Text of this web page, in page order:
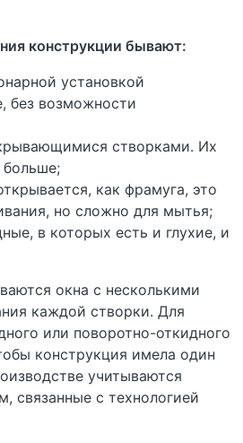
конструкции бывают:
установкой
без возможности
створками. Их
как фрамуга, это
но сложно для мытья;
в которых есть и глухие, и
окна с несколькими
каждой створки. Для
или поворотно-откидного
конструкция имела один
учитываются
связанные с технологией